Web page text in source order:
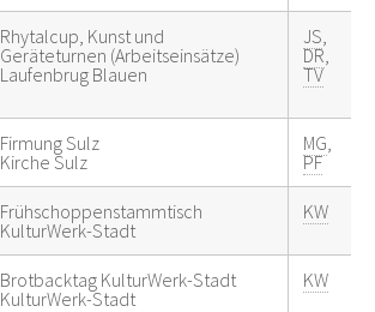
Rhytalcup, Kunst und
Geräteturnen (Arbeitseinsätze)
Laufenbrug Blauen
JS
DR
TV
Firmung Sulz
Kirche Sulz
MG
PF
Frühschoppenstammtisch
KulturWerk-Stadt
KW
Brotbacktag KulturWerk-Stadt
KulturWerk-Stadt
KW